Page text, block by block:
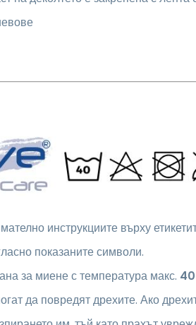
инструкциите върху
показаните символи.
за миене с температура макс.
да повредят дрехите. Ако